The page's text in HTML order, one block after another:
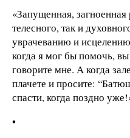
«Запущенная,
телесного, так и
уврачеванию и
когда я мог бы помочь,
говорите мне. А когда
плачете и просите:
спасти, когда поздно
•